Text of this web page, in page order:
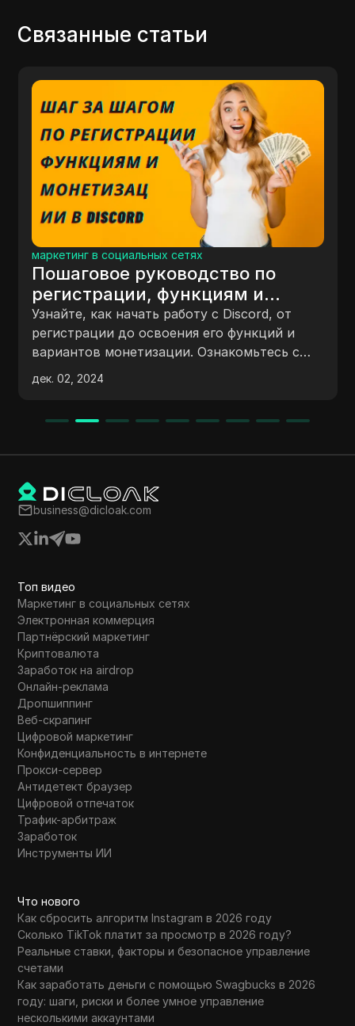
Связанные статьи
по
и
от
функций и
с
Заработок в Интернете
Как начать бизнес в
в 2019 году! (Учебник
начинающих)
Этот гид описывает основные
начала онлайн-бизнеса в 2019
сосредотачиваясь на
подчеркивает важность email-
новичков, предлагая
business@dicloak.com
Топ видео
Маркетинг в социальных сетях
Электронная коммерция
Партнёрский маркетинг
Криптовалюта
Заработок на airdrop
Онлайн-реклама
Дропшиппинг
Веб-скрапинг
Цифровой маркетинг
Конфиденциальность в интернете
Прокси-сервер
Антидетект браузер
Цифровой отпечаток
Трафик-арбитраж
Заработок
Инструменты ИИ
Что нового
Как сбросить алгоритм Instagram в 2026 году
Сколько TikTok платит за просмотр в 2026 году?
Реальные ставки, факторы и безопасное управление
счетами
Как заработать деньги с помощью Swagbucks в 2026
году: шаги, риски и более умное управление
несколькими аккаунтами